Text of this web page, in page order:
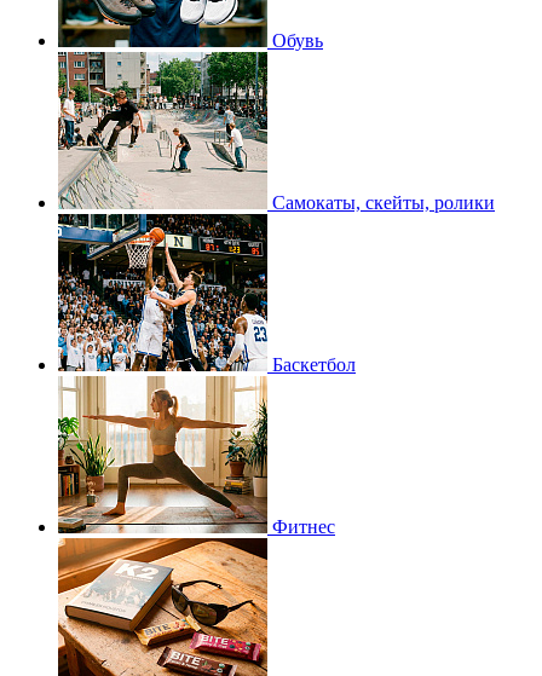
Обувь
Самокаты, скейты, ролики
Баскетбол
Фитнес